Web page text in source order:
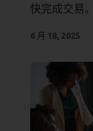
快完成交易
6 月 18, 2025